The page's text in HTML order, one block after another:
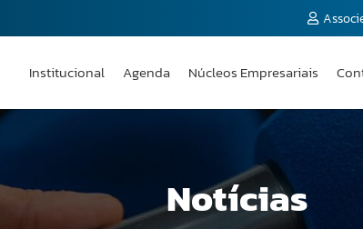
Institucional Agenda Núcleos Empresariais
Notícias